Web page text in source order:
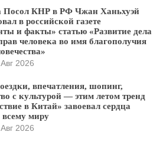
Посол КНР в РФ Чжан Ханьхуэй
в российской газете
и факты» статью «Развитие дела
человека во имя благополучия
2026
впечатления, шопинг,
с культурой — этим летом тренд
в Китай» завоевал сердца
миру
2026